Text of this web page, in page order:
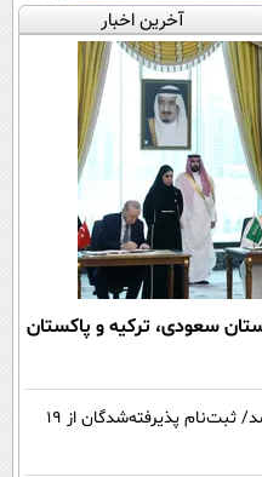
آخرین اخبار
سعودی، ترکیه و پاکستان
نتایج آزمون مدارس سمپاد اعلام شد/ ثبت‌نام پذیرفته‌شدگان از ۱۹